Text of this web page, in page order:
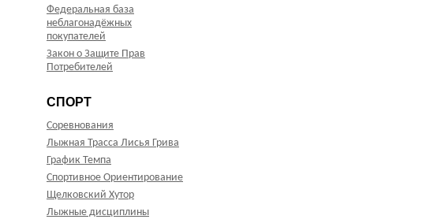
Федеральная база
неблагонадёжных
покупателей
Закон о Защите Прав
Потребителей
СПОРТ
Соревнования
Лыжная Трасса Лисья Грива
График Темпа
Спортивное Ориентирование
Щелковский Хутор
Лыжные дисциплины